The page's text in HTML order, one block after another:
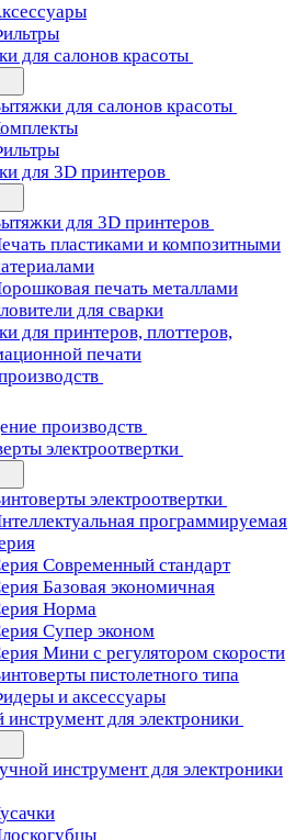
для салонов красоты
для салонов красоты
для 3D принтеров
для 3D принтеров
пластиками и композитными
печать металлами
для сварки
для принтеров, плоттеров,
печати
производств
электроотвертки
электроотвертки
программируемая
Современный стандарт
Базовая экономичная
Норма
Cупер эконом
Мини с регулятором скорости
пистолетного типа
и аксессуары
инструмент для электроники
инструмент для электроники